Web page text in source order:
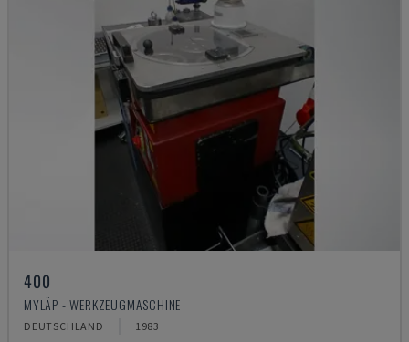
400
MYLÄP - WERKZEUGMASCHINE
DEUTSCHLAND 1983